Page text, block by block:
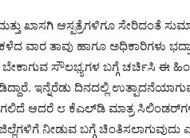
ಖಾಸಗಿ ಆಸ್ಪತ್ರೆಗಳಿಗೂ ಸೇರಿದಂತೆ
ಕಳೆದ ವಾರ ತಾವು ಹಾಗೂ ಅಧಿಕಾರಿಗಳು
ಸೌಲಭ್ಯಗಳ ಬಗ್ಗೆ ಚರ್ಚಿಸಿ ಈ ಹಿಂದೆ
ಇನ್ನೆರೆಡು ದಿನದಲ್ಲಿ
ಆದರೆ ೮ ಕೆಎಲ್‌ಡಿ ಮಾತ್ರ ಸಿಲಿಂಡರ್‌ಗಳಿಗೆ
ನೀಡುವ ಬಗ್ಗೆ ಚಿಂತಿಸಲಾಗುವುದು